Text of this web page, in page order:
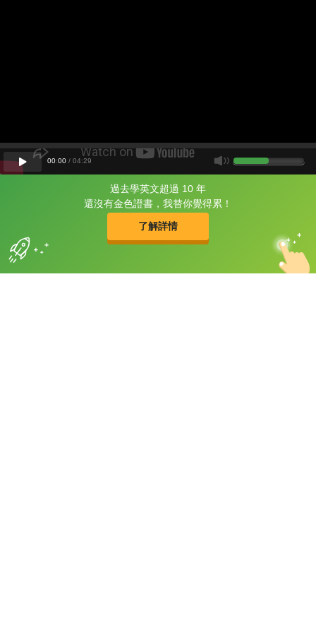
過去學英文超過 10 年
還沒有金色證書，我替你覺得累！
了解詳情
片尾有
攻其不背
的品牌故事
00:00 / 04:29